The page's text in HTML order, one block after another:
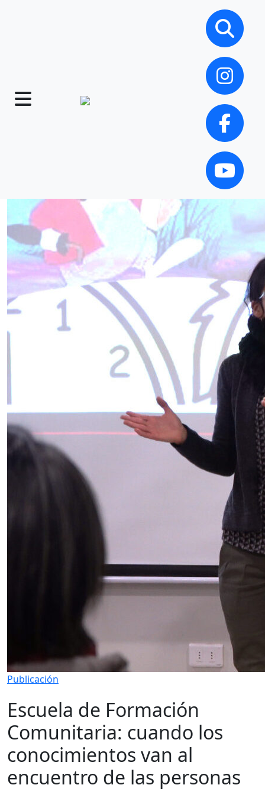
Publicación
Escuela de Formación
Comunitaria: cuando los
conocimientos van al
encuentro de las personas